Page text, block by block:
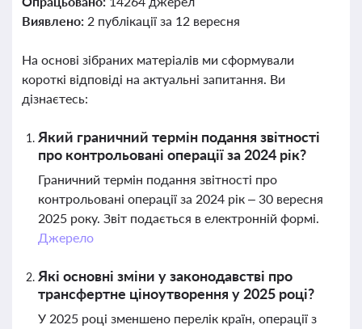
Виявлено: 2 публікації за 12 вересня
На основі зібраних матеріалів ми сформували
короткі відповіді на актуальні запитання. Ви
дізнаєтесь:
Який граничний термін подання звітності
про контрольовані операції за 2024 рік?
Граничний термін подання звітності про
контрольовані операції за 2024 рік – 30 вересня
2025 року. Звіт подається в електронній формі.
Джерело
Які основні зміни у законодавстві про
трансфертне ціноутворення у 2025 році?
У 2025 році зменшено перелік країн, операції з